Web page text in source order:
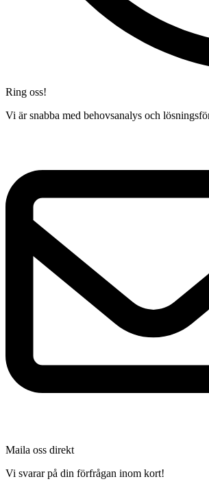
Ring oss!
Vi är snabba med behovsanalys och
Maila oss direkt
Vi svarar på din förfrågan inom kort!